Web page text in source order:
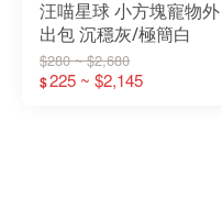
汪喵星球 小方塊寵物外
出包 沉穩灰/極簡白
$280 ~ $2,680
$225 ~ $2,145